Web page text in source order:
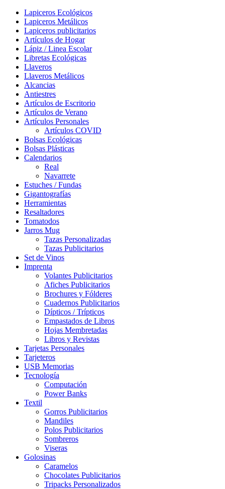
Lapiceros Ecológicos
Lapiceros Metálicos
Lapiceros publicitarios
Artículos de Hogar
Lápiz / Linea Escolar
Libretas Ecológicas
Llaveros
Llaveros Metálicos
Alcancias
Antiestres
Artículos de Escritorio
Artículos de Verano
Artículos Personales
Artículos COVID
Bolsas Ecológicas
Bolsas Plásticas
Calendarios
Real
Navarrete
Estuches / Fundas
Gigantografías
Herramientas
Resaltadores
Tomatodos
Jarros Mug
Tazas Personalizadas
Tazas Publicitarios
Set de Vinos
Imprenta
Volantes Publicitarios
Afiches Publicitarios
Brochures y Fólderes
Cuadernos Publicitarios
Dípticos / Trípticos
Empastados de Libros
Hojas Membretadas
Libros y Revistas
Tarjetas Personales
Tarjeteros
USB Memorias
Tecnología
Computación
Power Banks
Textil
Gorros Publicitarios
Mandiles
Polos Publicitarios
Sombreros
Viseras
Golosinas
Caramelos
Chocolates Publicitarios
Tripacks Personalizados